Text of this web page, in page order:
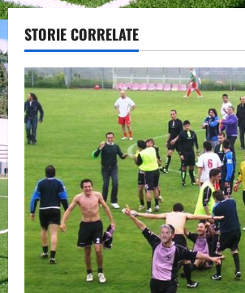
n
a
v
i
g
a
t
i
o
STORIE CORRELATE